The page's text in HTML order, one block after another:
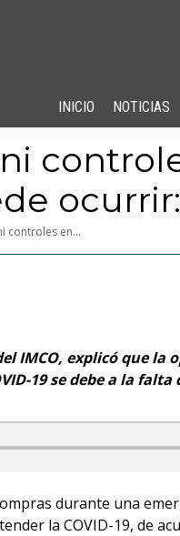
INICIO NOTICIAS
controles en…
IMCO, explicó que la
19 se debe a la
durante una
la COVID-19, de